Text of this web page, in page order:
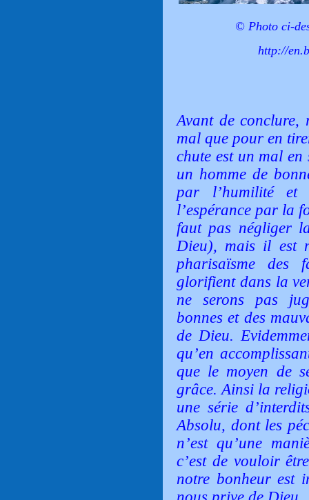
© Photo ci-
http://
Avant de conclure,
mal que pour en
chute est un mal
un homme de
par l’humilité
l’espérance par la
faut pas négliger
Dieu), mais il est
pharisaïsme
glorifient dans la
ne serons pas
bonnes et des
de Dieu.
qu’en
que le moyen de
grâce. Ainsi la
une série
Absolu, dont les
n’est qu’une
c’est de vouloir
notre bonheur est